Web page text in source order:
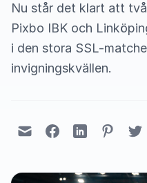
Nu står det klart att
Pixbo IBK och
i den stora SSL-
invigningskvällen.